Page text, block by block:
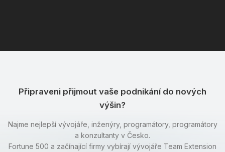
Připraveni přijmout vaše podnikání do nových
výšin?
Najme nejlepší vývojáře, inženýry, programátory, programátory
a konzultanty v Česko.
Fortune 500 a začínající firmy vybírají vývojáře Team Extension